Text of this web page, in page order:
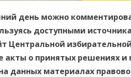
день можно
доступными
Центральной
акты о принятых решениях
данных материалах